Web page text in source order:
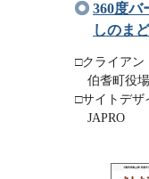
360度バ
しのまど
□クライアン
伯耆町役
□サイトデザ
JAPRO